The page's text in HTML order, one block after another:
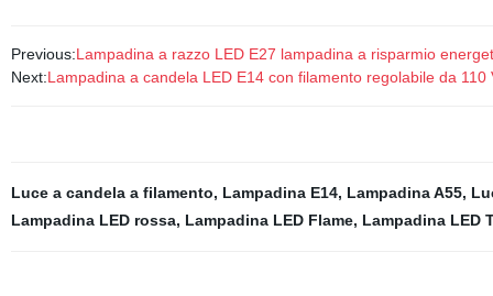
Previous:Lampadina a razzo LED E27 lampadina a risparmio
Next:Lampadina a candela LED E14 con filamento regolabile da 110
Luce a candela a filamento, Lampadina E14, Lampadina A55,
Lampadina LED rossa, Lampadina LED Flame, Lampadina LED